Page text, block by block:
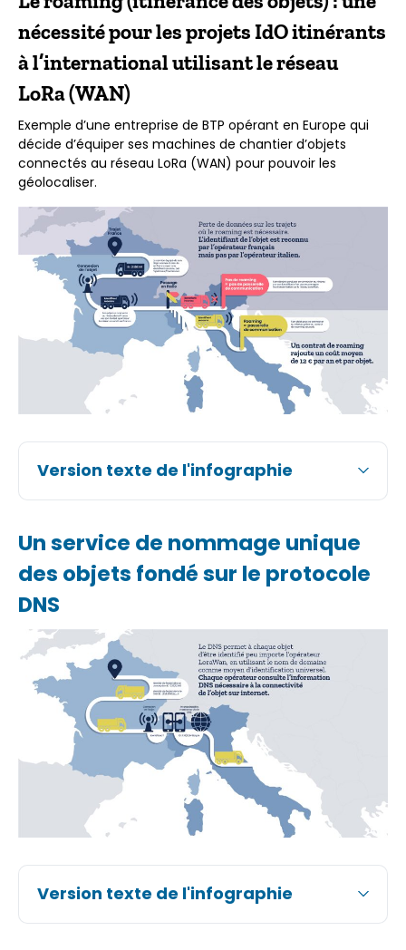
nécessité pour les projets IdO itinérants
à l’international utilisant le réseau
LoRa (WAN)
Exemple d’une entreprise de BTP opérant en Europe qui
décide d’équiper ses machines de chantier d’objets
connectés au réseau LoRa (WAN) pour pouvoir les
géolocaliser.
Version texte de l'infographie
Un service de nommage unique
des objets fondé sur le protocole
DNS
Version texte de l'infographie